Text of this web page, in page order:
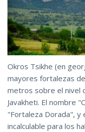
Okros Tsikhe (en
mayores fortalezas
metros sobre el nivel
Javakheti. El nombre
"Fortaleza Dorada", y
incalculable para los